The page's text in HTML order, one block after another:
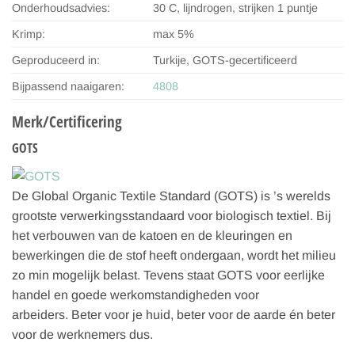
Onderhoudsadvies: 30 C, lijndrogen, strijken 1 puntje
Krimp: max 5%
Geproduceerd in: Turkije, GOTS-gecertificeerd
Bijpassend naaigaren: 4808
Merk/Certificering
GOTS
De Global Organic Textile Standard (GOTS) is ’s werelds
grootste verwerkingsstandaard voor biologisch textiel. Bij
het verbouwen van de katoen en de kleuringen en
bewerkingen die de stof heeft ondergaan, wordt het milieu
zo min mogelijk belast. Tevens staat GOTS voor eerlijke
handel en goede werkomstandigheden voor
arbeiders. Beter voor je huid, beter voor de aarde én beter
voor de werknemers dus.